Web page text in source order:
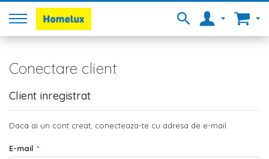
Conectare client
Client inregistrat
Daca ai un cont creat, conecteaza-te cu adresa de e-mail.
E-mail